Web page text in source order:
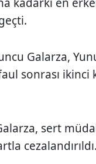
Galarza,
sonrası ikinci
sert
cezalandırıldı.